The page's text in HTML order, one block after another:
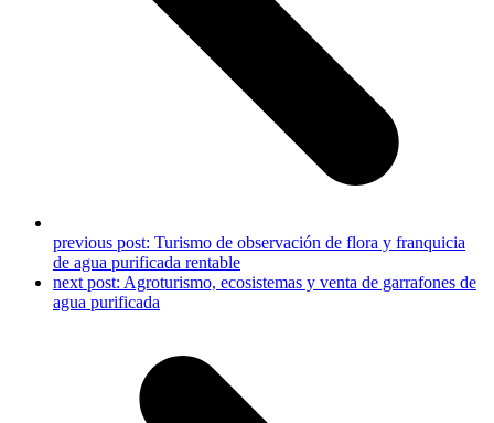
previous post: Turismo de observación de flora y franquicia
de agua purificada rentable
next post: Agroturismo, ecosistemas y venta de garrafones de
agua purificada